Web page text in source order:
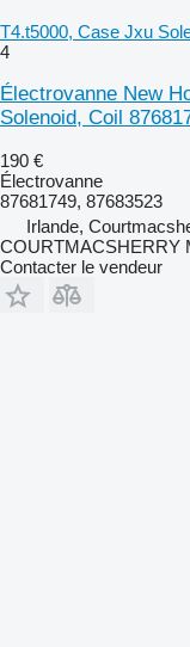
T4.t5000, Case Jxu
4
Électrovanne New
Solenoid, Coil
190 €
Électrovanne
87681749, 87683523
Irlande,
COURTMACSHERRY
Contacter le vendeur